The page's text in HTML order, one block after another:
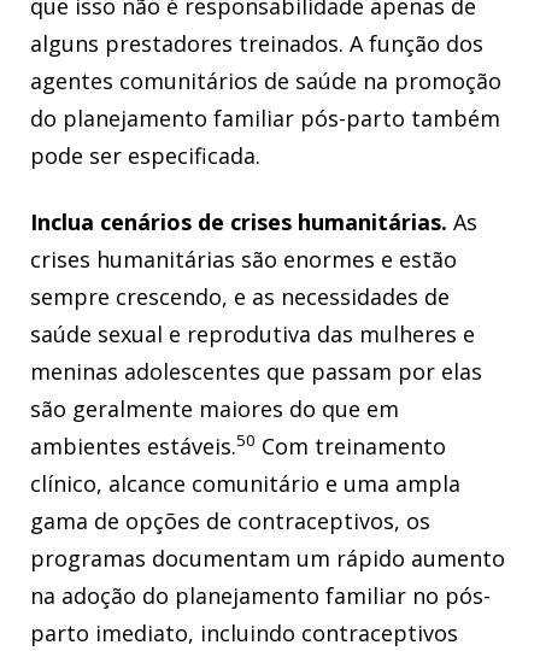
que isso não é responsabilidade apenas de
alguns prestadores treinados. A função dos
agentes comunitários de saúde na promoção
do planejamento familiar pós-parto também
pode ser especificada.
Inclua cenários de crises humanitárias. As
crises humanitárias são enormes e estão
sempre crescendo, e as necessidades de
saúde sexual e reprodutiva das mulheres e
meninas adolescentes que passam por elas
são geralmente maiores do que em
ambientes estáveis.50 Com treinamento
clínico, alcance comunitário e uma ampla
gama de opções de contraceptivos, os
programas documentam um rápido aumento
na adoção do planejamento familiar no pós-
parto imediato, incluindo contraceptivos